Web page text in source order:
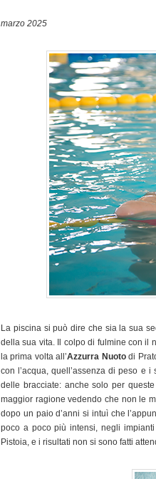
marzo 2025
La piscina si può dire che sia la sua
della sua vita. Il colpo di fulmine con il
la prima volta all’Azzurra Nuotodi
con l’acqua, quell’assenza di peso e
delle bracciate: anche solo per
maggior ragione vedendo che non le
dopo un paio d’anni si intuì che
poco a poco più intensi, negli
Pistoia, e i risultati non si sono fatti